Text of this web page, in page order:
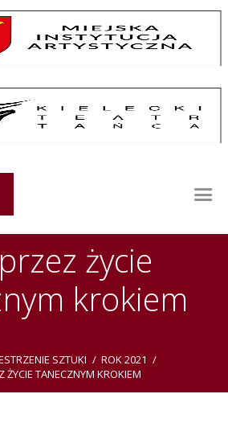
życie
krokiem
SZTUKI
ROK 2021
ŻYCIE TANECZNYM KROKIEM